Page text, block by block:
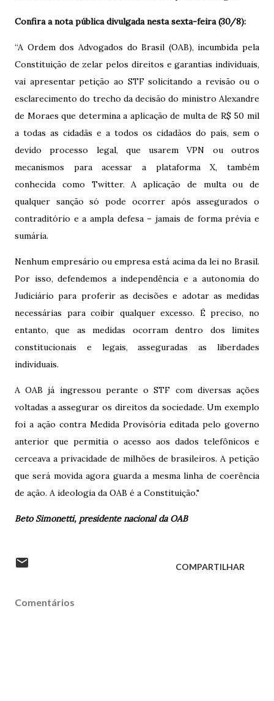
Confira a nota pública divulgada nesta sexta-feira (30/8):
“A Ordem dos Advogados do Brasil (OAB), incumbida pela
Constituição de zelar pelos direitos e garantias individuais,
vai apresentar petição ao STF solicitando a revisão ou o
esclarecimento do trecho da decisão do ministro Alexandre
de Moraes que determina a aplicação de multa de R$ 50 mil
a todas as cidadãs e a todos os cidadãos do país, sem o
devido processo legal, que usarem VPN ou outros
mecanismos para acessar a plataforma X, também
conhecida como Twitter. A aplicação de multa ou de
qualquer sanção só pode ocorrer após assegurados o
contraditório e a ampla defesa – jamais de forma prévia e
sumária.
Nenhum empresário ou empresa está acima da lei no Brasil.
Por isso, defendemos a independência e a autonomia do
Judiciário para proferir as decisões e adotar as medidas
necessárias para coibir qualquer excesso. É preciso, no
entanto, que as medidas ocorram dentro dos limites
constitucionais e legais, asseguradas as liberdades
individuais.
A OAB já ingressou perante o STF com diversas ações
voltadas a assegurar os direitos da sociedade. Um exemplo
foi a ação contra Medida Provisória editada pelo governo
anterior que permitia o acesso aos dados telefônicos e
cerceava a privacidade de milhões de brasileiros. A petição
que será movida agora guarda a mesma linha de coerência
de ação. A ideologia da OAB é a Constituição."
Beto Simonetti, presidente nacional da OAB
COMPARTILHAR
Comentários